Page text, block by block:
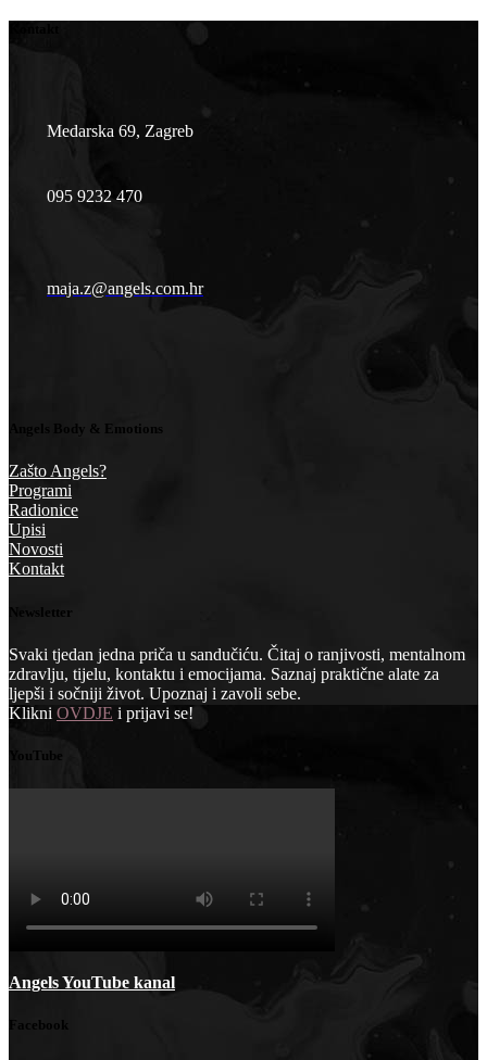
Medarska 69, Zagreb
095 9232 470
maja.z@angels.com.hr
Angels Body & Emotions
Zašto Angels?
Programi
Radionice
Upisi
Novosti
Kontakt
Newsletter
Svaki tjedan jedna priča u sandučiću. Čitaj o ranjivosti, mentalnom
zdravlju, tijelu, kontaktu i emocijama. Saznaj praktične alate za
ljepši i sočniji život. Upoznaj i zavoli sebe.
Klikni OVDJE i prijavi se!
YouTube
Angels YouTube kanal
Facebook